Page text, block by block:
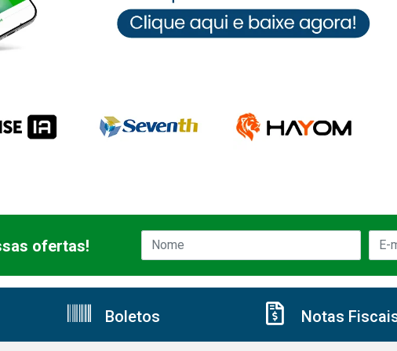
ofertas!
Boletos Notas